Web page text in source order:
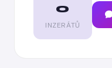
0
INZERÁTŮ